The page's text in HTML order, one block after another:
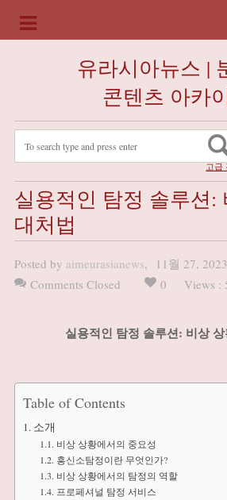
유라시아뉴스 |
콘텐츠 아카
고급
실용적인 탐정 솔루션:
대처법
Posted by aimeurasianews, 11월 27, 2023
Comments Closed
0 Views :
실용적인 탐정 솔루션: 비상
Table of Contents
소개
비상 상황에서의 중요성
흥신소탐정이란 무엇인가?
비상 상황에서의 탐정의 역할
프로페셔널 탐정 서비스